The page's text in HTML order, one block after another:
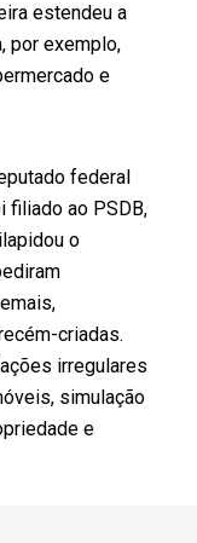
estendeu a
por exemplo,
e
federal
filiado ao PSDB,
o
criadas.
irregulares
simulação
e